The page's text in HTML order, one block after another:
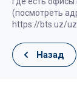
(посмотреть
https://bts.uz/
Назад